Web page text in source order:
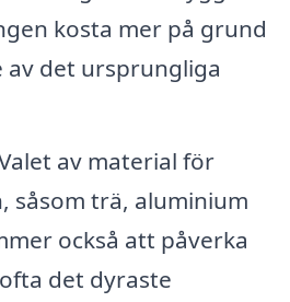
kosta mer på grund
av det ursprungliga
av material för
såsom trä, aluminium
också att påverka
det dyraste